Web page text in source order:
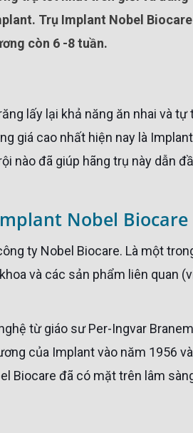
Trụ Implant Nobel Biocare
còn 6 -8 tuần.
giá cao nhất hiện nay là Implant
nào đã giúp hãng trụ này dẫn
Nobel Biocare
ty Nobel Biocare. Là một
và các sản phẩm liên quan
của Implant vào năm 1956
Biocare đã có mặt trên lâm